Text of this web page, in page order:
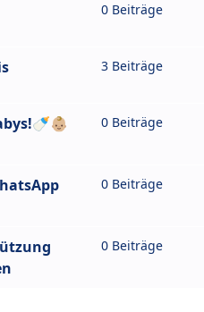
0 Beiträge
3 Beiträge
0 Beiträge
0 Beiträge
0 Beiträge